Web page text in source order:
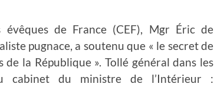
de France (CEF), Mgr Éric de
pugnace, a soutenu que « le secret de
la République ». Tollé général dans les
cabinet du ministre de l’Intérieur :